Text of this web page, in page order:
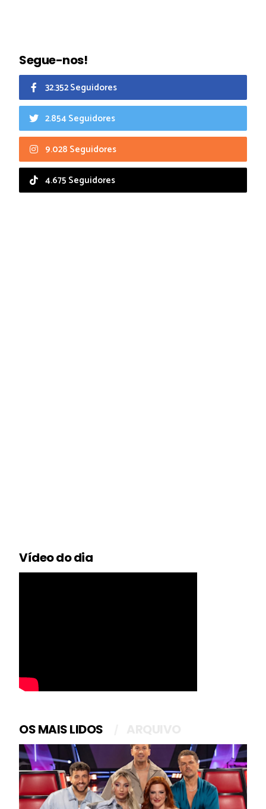
Segue-nos!
32.352 Seguidores
2.854 Seguidores
9.028 Seguidores
4.675 Seguidores
Vídeo do dia
OS MAIS LIDOS